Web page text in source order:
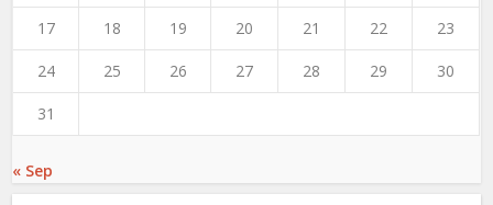
17 18 19 20 21 22 23
24 25 26 27 28 29 30
31
« Sep